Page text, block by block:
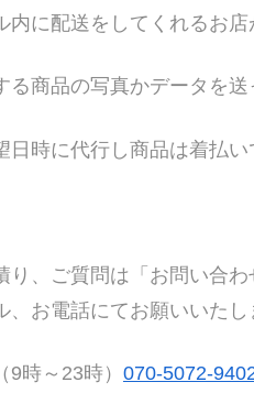
内に配送をしてくれるお
る商品の写真かデータを
日時に代行し商品は着払い
り、ご質問は「お問い合
、お電話にてお願いいたし
9時～23時） 070-5072-